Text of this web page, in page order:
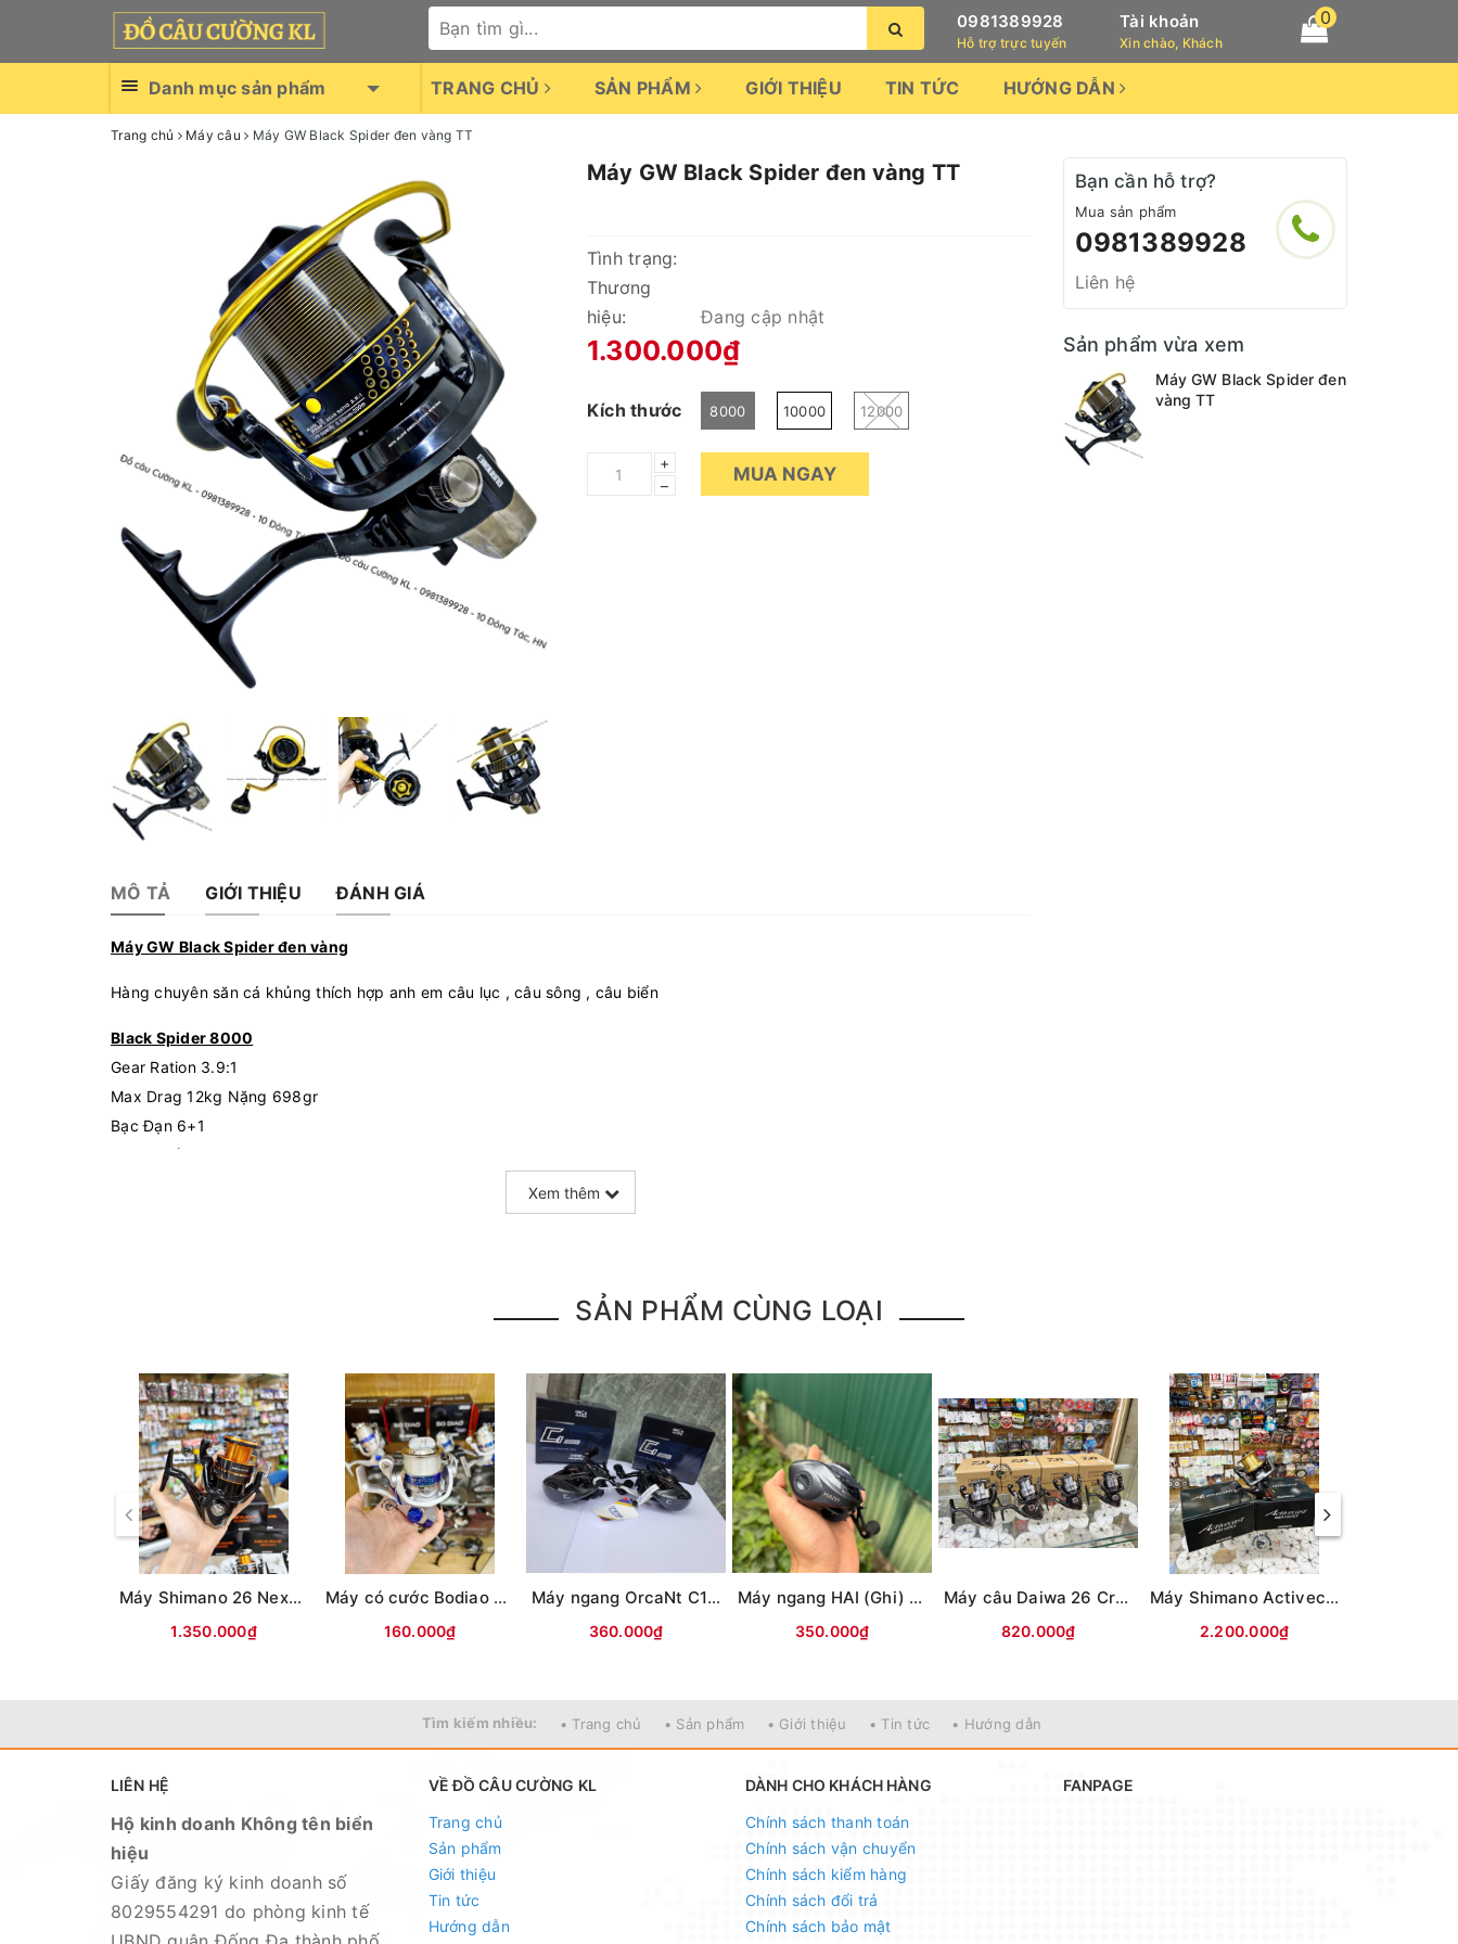
0981389928
Hỗ trợ trực tuyến
Tài khoản
Xin chào, Khách
0
Danh mục sản phẩm TRANG CHỦ SẢN PHẨM GIỚI THIỆU TIN TỨC HƯỚNG DẪN
Trang chủ Máy câu Máy GW Black Spider đen vàng TT
Máy GW Black Spider đen vàng TT
Tình trạng:
Thương
hiệu:
Đang cập nhật
1.300.000₫
Kích thước 8000 10000 12000
+
–
MUA NGAY
MÔ TẢ GIỚI THIỆU ĐÁNH GIÁ
Máy GW Black Spider đen vàng
Hàng chuyên săn cá khủng thích hợp anh em câu lục , câu sông , câu biển
Black Spider 8000
Gear Ration 3.9:1
Max Drag 12kg Nặng 698gr
Bạc Đạn 6+1
Thông số vào cước
0.50mm / 200m
Black Spider 12000
Gear Ration 3.9:1
Max Drag 12kg Nặng 694gr
Bạc Đạn 6+1
Thông số vào cước
0.50mm / 250m
Xem thêm
Bạn cần hỗ trợ?
Mua sản phẩm
0981389928
Liên hệ
Sản phẩm vừa xem
Máy GW Black Spider đen
vàng TT
SẢN PHẨM CÙNG LOẠI
Máy Shimano 26 Nexave Đen cam(hộp Đen)
1.350.000₫
Máy có cước Bodiao NT (Bạc)
160.000₫
Máy ngang OrcaNt C1 (Ghi đen) (tay trái)
360.000₫
Máy ngang HAI (Ghi) có tiếng DragClick (tay trái)
350.000₫
Máy câu Daiwa 26 Crossfire LT (Hộp be vàng)
820.000₫
Máy Shimano Activecast SD1120
2.200.000₫
Tìm kiếm nhiều: • Trang chủ • Sản phẩm • Giới thiệu • Tin tức • Hướng dẫn
LIÊN HỆ
Hộ kinh doanh Không tên biển
hiệu
Giấy đăng ký kinh doanh số
8029554291 do phòng kinh tế
VỀ ĐỒ CÂU CƯỜNG KL
Trang chủ
Sản phẩm
Giới thiệu
Tin tức
Hướng dẫn
DÀNH CHO KHÁCH HÀNG
Chính sách thanh toán
Chính sách vận chuyển
Chính sách kiểm hàng
Chính sách đổi trả
Chính sách bảo mật
FANPAGE